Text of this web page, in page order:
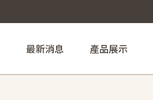
最新消息 產品展示